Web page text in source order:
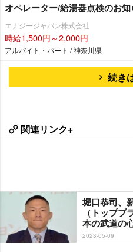
オペレーター/給湯器点検のお
エナジージャパン株式会社
時給1,500円～2,000円
アルバイト・パート / 神奈川県
続き
関連リンク+
堀口恭司、
（トップ
本の武道の
2023-05-09